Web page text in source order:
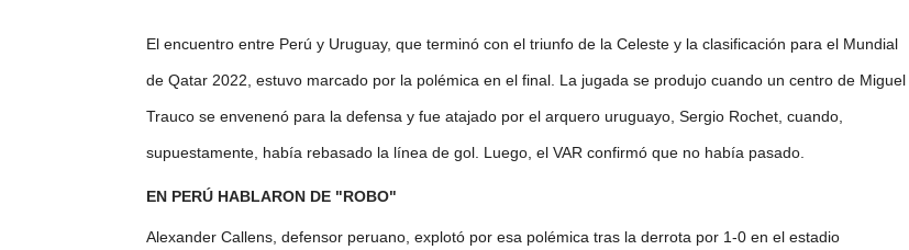
El encuentro entre Perú y Uruguay, que terminó con el triunfo de la Celeste y la clasificación para el Mundial
de Qatar 2022, estuvo marcado por la polémica en el final. La jugada se produjo cuando un centro de Miguel
Trauco se envenenó para la defensa y fue atajado por el arquero uruguayo, Sergio Rochet, cuando,
supuestamente, había rebasado la línea de gol. Luego, el VAR confirmó que no había pasado.
EN PERÚ HABLARON DE "ROBO"
Alexander Callens, defensor peruano, explotó por esa polémica tras la derrota por 1-0 en el estadio